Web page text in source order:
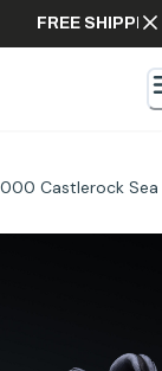
FREE
Castlerock